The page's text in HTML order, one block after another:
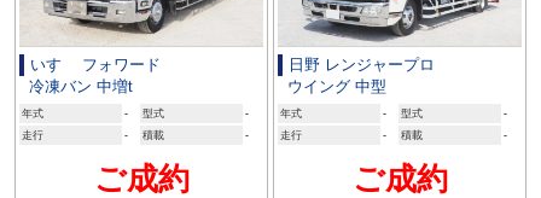
いすゞ フォワード
冷凍バン 中増t
年式 - 型式
-
走行
- 積載 -
ご成約
日野 レンジャープロ
ウイング 中型
年式 - 型式
-
走行
- 積載 -
ご成約